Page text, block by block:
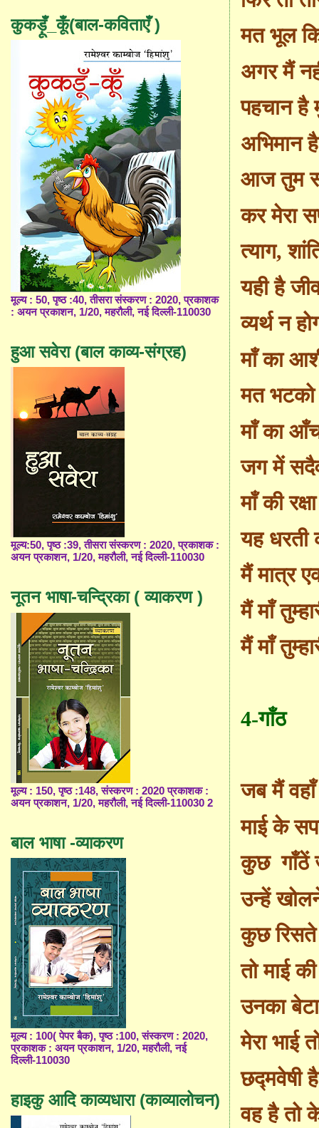
मत भूल
अगर मैं
पहचान है
अभिमान
आज तुम
कर मेरा
त्याग,
यही है
व्यर्थ न
माँ का
मत भटको
माँका आँ
जग में
माँ की
यह धरती
मैं मात्र
मैं माँ
मैं माँ
4-गाँठ
जब मैं
माई के
कुछ गाँठें
उन्हें
कुछ रिसते
तो माई
उनका
मेरा भाई
छद्मवेषी
वह है तो
कुकड़ूँ_कूँ(बाल-कविताएँ )
मूल्य : 50, पृष्ठ :40, तीसरा संस्करण : 2020, प्रकाशक
: अयन प्रकाशन, 1/20, महरौली, नई दिल्ली-110030
हुआ सवेरा (बाल काव्य-संग्रह)
मूल्य:50, पृष्ठ :39, तीसरा संस्करण : 2020, प्रकाशक :
अयन प्रकाशन, 1/20, महरौली, नई दिल्ली-110030
नूतन भाषा-चन्द्रिका ( व्याकरण )
मूल्य : 150, पृष्ठ :148, संस्करण : 2020 प्रकाशक :
अयन प्रकाशन, 1/20, महरौली, नई दिल्ली-110030 2
बाल भाषा -व्याकरण
मूल्य : 100( पेपर बैक), पृष्ठ :100, संस्करण : 2020,
प्रकाशक : अयन प्रकाशन, 1/20, महरौली, नई
दिल्ली-110030
हाइकु आदि काव्यधारा (काव्यालोचन)